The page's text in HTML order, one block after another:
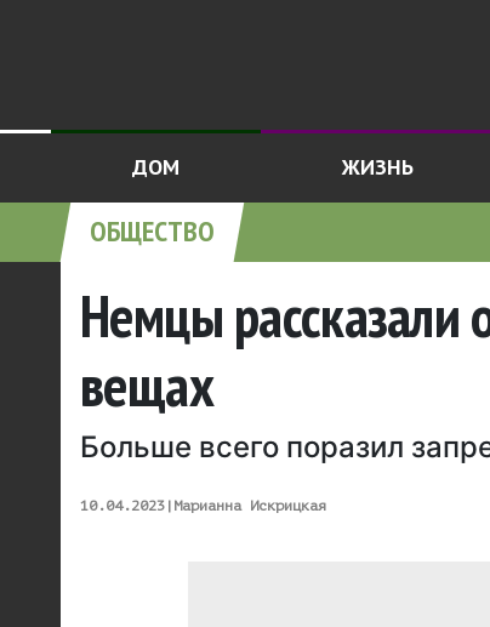
ДОМ ЖИЗНЬ
ОБЩЕСТВО
Немцы рассказали
вещах
Больше всего поразил
10.04.2023| Марианна Искрицкая